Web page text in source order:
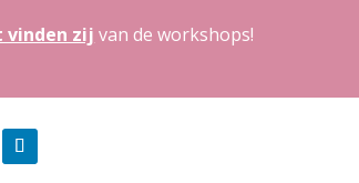
vinden zij van de workshops!